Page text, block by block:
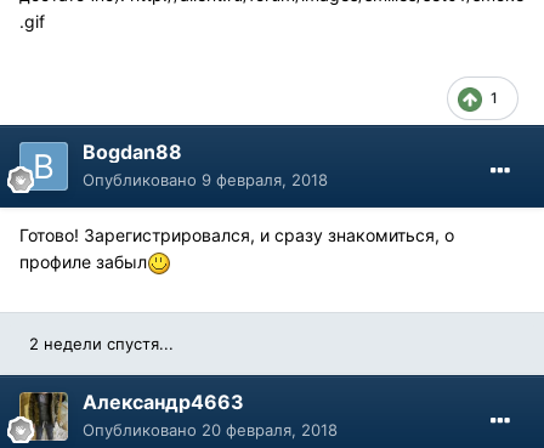
.gif
1
Bogdan88
Опубликовано 9 февраля, 2018
Готово! Зарегистрировался, и сразу знакомиться, о
профиле забыл
2 недели спустя...
Александр4663
Опубликовано 20 февраля, 2018